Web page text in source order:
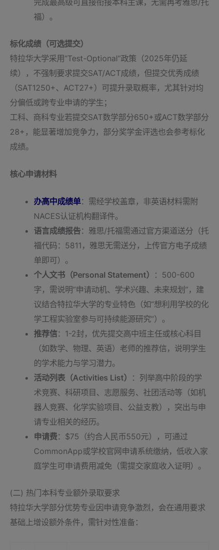
完成最高级可直接衔接本科主课，无需再考雅思/托
福）。
标化成绩（可选提交）
特拉华大学采用“Test-Optional”政策（2025年仍延
续），不强制要求提交SAT/ACT成绩，但提交优秀成绩
（SAT1250+、ACT27+）可提升录取概率，尤其针对均
分偏低或跨专业申请的学生；
工科、商科专业若提交SAT数学部分650+或ACT数学部分
28+，能显著增加竞争力，部分奖学金评选也会参考标化
成绩。
核心申请材料
办高中成绩单：需经学校盖章，非英语材料需附
NACES认证机构翻译件。
语言成绩报告：雅思/托福需通过官方渠道送分（托
福代码：5811，雅思无需送分，上传官方电子成绩
单即可）。
个人文书（Personal Statement）
：500-600
字，需说明“申请动机、学术兴趣、未来规划”，建
议结合特拉华大学的专业特色（如“想利用学校的化
学工程实验室参与可持续能源研究”）。
推荐信：1-2封，优先提交高中班主任或核心科目
（如数学、物理、英语）老师的推荐信，说明学生
的学术能力与学习潜力。
活动列表（Activities List）
：列举高中阶段的学
术竞赛、科研项目、志愿服务、社团活动等（如机
器人竞赛、化学实验项目、公益支教），突出与申
请专业相关的经历。
申请费：$75（约合人民币550元），可通过
CommonApp或学校官网申请系统缴纳，低收入家
庭学生可申请费用减免（需提交家庭收入证明）。
(二) 热门本科专业额外录取要求
特拉华大学部分优势专业因申请竞争激烈，会在通用要求
基础上增设额外条件，需针对性准备：